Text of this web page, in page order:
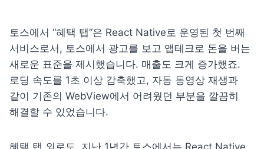
토스에서 “혜택 탭”은 React Native로 운영된 첫 번째
서비스로서, 토스에서 광고를 보고 앱테크로 돈을 버는
새로운 표준을 제시했습니다. 매출도 크게 증가했죠.
로딩 속도를 1초 이상 감축했고, 자동 동영상 재생과
같이 기존의 WebView에서 어려웠던 부분을 깔끔히
해결할 수 있었습니다.
혜택 탭 외로도, 지난 1년간 토스에서는 React Native